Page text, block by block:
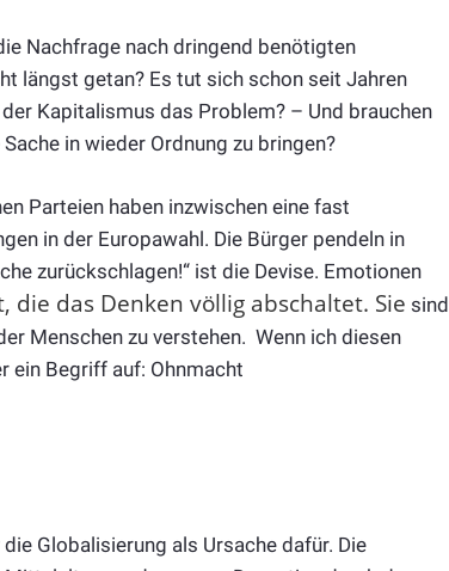
Nachfrage nach dringend benötigten
längst getan? Es tut sich schon seit Jahren
Kapitalismus das Problem? – Und brauchen
in wieder Ordnung zu bringen?
Parteien haben inzwischen eine fast
in der Europawahl. Die Bürger pendeln in
zurückschlagen!“ ist die Devise. Emotionen
das Denken völlig abschaltet. Sie sind
Menschen zu verstehen. Wenn ich diesen
ein Begriff auf: Ohnmacht
Globalisierung als Ursache dafür. Die